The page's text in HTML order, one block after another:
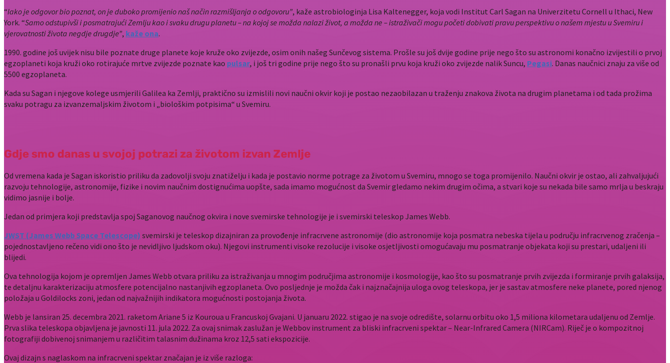
“Iako je odgovor bio poznat, on je duboko promijenio naš način razmišljanja o odgovoru”, kaže astrobiologinja Lisa Kaltenegger, koja vodi Institut Carl Sagan na Univerzitetu Cornell u Ithaci, New
York. “Samo odstupivši i posmatrajući Zemlju kao i svaku drugu planetu – na kojoj se možda nalazi život, a možda ne – istraživači mogu početi dobivati pravu perspektivu o našem mjestu u Svemiru i
vjerovatnosti života negdje drugdje”, kaže ona.
1990. godine još uvijek nisu bile poznate druge planete koje kruže oko zvijezde, osim onih našeg Sunčevog sistema. Prošle su još dvije godine prije nego što su astronomi konačno izvijestili o prvoj
egzoplaneti koja kruži oko rotirajuće mrtve zvijezde poznate kao pulsar, i još tri godine prije nego što su pronašli prvu koja kruži oko zvijezde nalik Suncu, Pegasi. Danas naučnici znaju za više od
5500 egzoplaneta.
Kada su Sagan i njegove kolege usmjerili Galilea ka Zemlji, praktično su izmislili novi naučni okvir koji je postao nezaobilazan u traženju znakova života na drugim planetama i od tada prožima
svaku potragu za izvanzemaljskim životom i „biološkim potpisima“ u Svemiru.
Gdje smo danas u svojoj potrazi za životom izvan Zemlje
Od vremena kada je Sagan iskoristio priliku da zadovolji svoju znatiželju i kada je postavio norme potrage za životom u Svemiru, mnogo se toga promijenilo. Naučni okvir je ostao, ali zahvaljujući
razvoju tehnologije, astronomije, fizike i novim naučnim dostignućima uopšte, sada imamo mogućnost da Svemir gledamo nekim drugim očima, a stvari koje su nekada bile samo mrlja u beskraju
vidimo jasnije i bolje.
Jedan od primjera koji predstavlja spoj Saganovog naučnog okvira i nove svemirske tehnologije je i svemirski teleskop James Webb.
JWST (James Webb Space Telescope) svemirski je teleskop dizajniran za provođenje infracrvene astronomije (dio astronomije koja posmatra nebeska tijela u području infracrvenog zračenja –
pojednostavljeno rečeno vidi ono što je nevidljivo ljudskom oku). Njegovi instrumenti visoke rezolucije i visoke osjetljivosti omogućavaju mu posmatranje objekata koji su prestari, udaljeni ili
blijedi.
Ova tehnologija kojom je opremljen James Webb otvara priliku za istraživanja u mnogim područjima astronomije i kosmologije, kao što su posmatranje prvih zvijezda i formiranje prvih galaksija,
te detaljnu karakterizaciju atmosfere potencijalno nastanjivih egzoplaneta. Ovo posljednje je možda čak i najznačajnija uloga ovog teleskopa, jer je sastav atmosfere neke planete, pored njenog
položaja u Goldilocks zoni, jedan od najvažnijih indikatora mogućnosti postojanja života.
Webb je lansiran 25. decembra 2021. raketom Ariane 5 iz Kouroua u Francuskoj Gvajani. U januaru 2022. stigao je na svoje odredište, solarnu orbitu oko 1,5 miliona kilometara udaljenu od Zemlje.
Prva slika teleskopa objavljena je javnosti 11. jula 2022. Za ovaj snimak zaslužan je Webbov instrument za bliski infracrveni spektar – Near-Infrared Camera (NIRCam). Riječ je o kompozitnoj
fotografiji dobivenoj snimanjem u različitim talasnim dužinama kroz 12,5 sati ekspozicije.
Ovaj dizajn s naglaskom na infracrveni spektar značajan je iz više razloga: